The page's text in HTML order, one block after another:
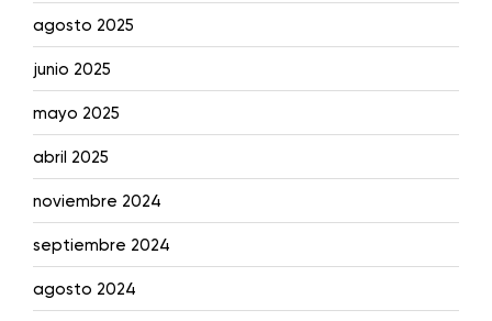
agosto 2025
junio 2025
mayo 2025
abril 2025
noviembre 2024
septiembre 2024
agosto 2024